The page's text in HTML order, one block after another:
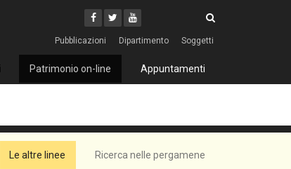
Facebook
Twitter
Youtube
Pubblicazioni Dipartimento Soggetti
Patrimonio on-line Appuntamenti
Le altre linee Ricerca nelle pergamene